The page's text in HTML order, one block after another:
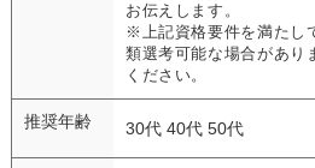
お伝えします。
※上記資格要件を満たし
類選考可能な場合があり
ください。
推奨年齢 30代 40代 50代